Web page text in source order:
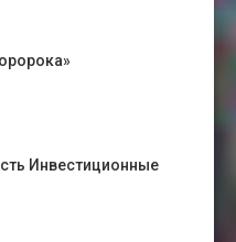
Инвестиционные